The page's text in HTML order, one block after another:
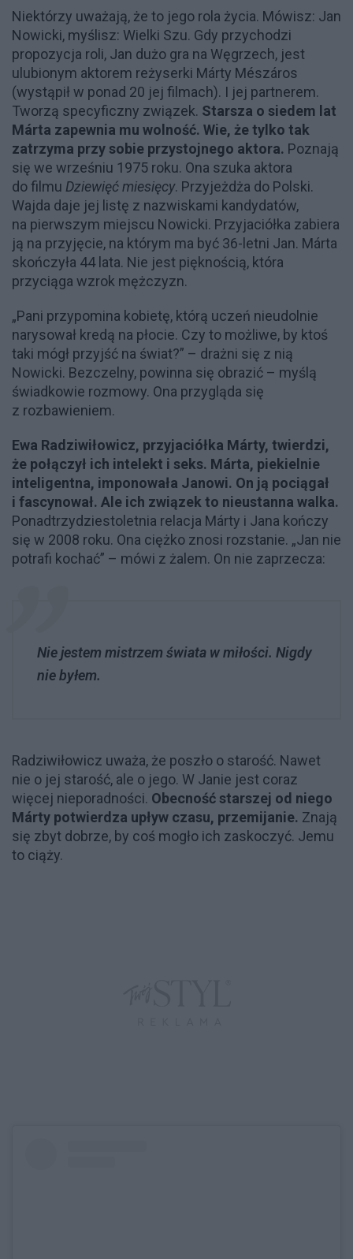
Niektórzy uważają, że to jego rola życia. Mówisz: Jan
Nowicki, myślisz: Wielki Szu. Gdy przychodzi
propozycja roli, Jan dużo gra na Węgrzech, jest
ulubionym aktorem reżyserki Márty Mészáros
(wystąpił w ponad 20 jej filmach). I jej partnerem.
Tworzą specyficzny związek. Starsza o siedem lat
Márta zapewnia mu wolność. Wie, że tylko tak
zatrzyma przy sobie przystojnego aktora. Poznają
się we wrześniu 1975 roku. Ona szuka aktora
do filmu Dziewięć miesięcy. Przyjeżdża do Polski.
Wajda daje jej listę z nazwiskami kandydatów,
na pierwszym miejscu Nowicki. Przyjaciółka zabiera
ją na przyjęcie, na którym ma być 36-letni Jan. Márta
skończyła 44 lata. Nie jest pięknością, która
przyciąga wzrok mężczyzn.
„Pani przypomina kobietę, którą uczeń nieudolnie
narysował kredą na płocie. Czy to możliwe, by ktoś
taki mógł przyjść na świat?” – drażni się z nią
Nowicki. Bezczelny, powinna się obrazić – myślą
świadkowie rozmowy. Ona przygląda się
z rozbawieniem.
Ewa Radziwiłowicz, przyjaciółka Márty, twierdzi,
że połączył ich intelekt i seks. Márta, piekielnie
inteligentna, imponowała Janowi. On ją pociągał
i fascynował. Ale ich związek to nieustanna walka.
Ponadtrzydziestoletnia relacja Márty i Jana kończy
się w 2008 roku. Ona ciężko znosi rozstanie. „Jan nie
potrafi kochać” – mówi z żalem. On nie zaprzecza:
Nie jestem mistrzem świata w miłości. Nigdy
nie byłem.
Radziwiłowicz uważa, że poszło o starość. Nawet
nie o jej starość, ale o jego. W Janie jest coraz
więcej nieporadności. Obecność starszej od niego
Márty potwierdza upływ czasu, przemijanie. Znają
się zbyt dobrze, by coś mogło ich zaskoczyć. Jemu
to ciąży.